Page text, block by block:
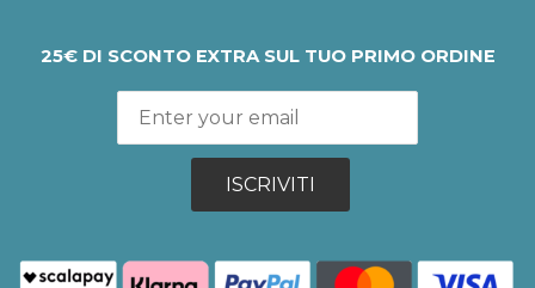
25€ DI SCONTO EXTRA SUL TUO PRIMO ORDINE
ISCRIVITI